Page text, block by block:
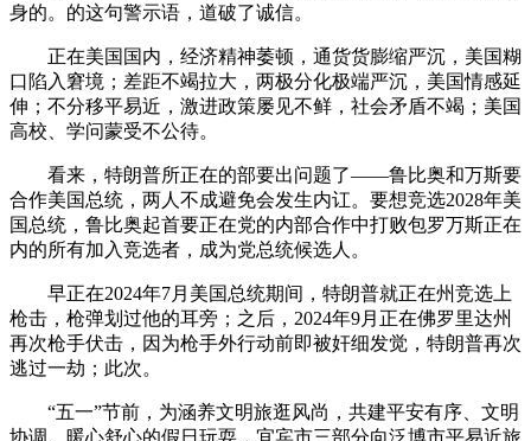
身的。的这句警示语，道破了诚信。
正在美国国内，经济精神萎顿，通货货膨缩严沉，美国糊
口陷入窘境；差距不竭拉大，两极分化极端严沉，美国情感延
伸；不分移平易近，激进政策屡见不鲜，社会矛盾不竭；美国
高校、学问蒙受不公待。
看来，特朗普所正在的部要出问题了——鲁比奥和万斯要
合作美国总统，两人不成避免会发生内讧。要想竞选2028年美
国总统，鲁比奥起首要正在党的内部合作中打败包罗万斯正在
内的所有加入竞选者，成为党总统候选人。
早正在2024年7月美国总统期间，特朗普就正在州竞选上
枪击，枪弹划过他的耳旁；之后，2024年9月正在佛罗里达州
再次枪手伏击，因为枪手外行动前即被奸细发觉，特朗普再次
逃过一劫；此次。
“五一”节前，为涵养文明旅逛风尚，共建平安有序、文明
协调、暖心舒心的假日玩耍，宜宾市三部分向泛博市平易近旅